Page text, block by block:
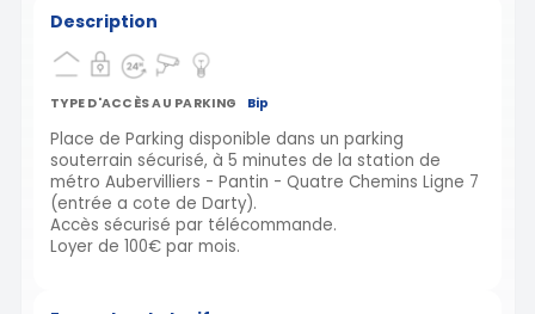
Description
TYPE D'ACCÈS AU PARKING Bip
Place de Parking disponible dans un parking
souterrain sécurisé, à 5 minutes de la station de
métro Aubervilliers - Pantin - Quatre Chemins Ligne 7
(entrée a cote de Darty).
Accès sécurisé par télécommande.
Loyer de 100€ par mois.